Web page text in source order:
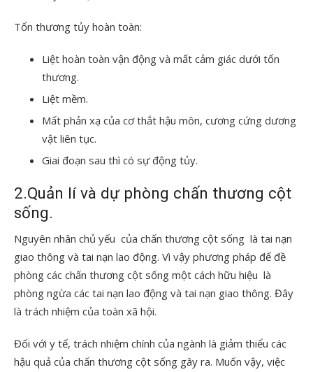
Tổn thương tủy hoàn toàn:
Liệt hoàn toàn vận động và mất cảm giác dưới tổn
thương.
Liệt mềm.
Mất phản xạ của cơ thắt hậu môn, cương cứng dương
vật liên tục.
Giai đoạn sau thì có sự động tủy.
2.Quản lí và dự phòng chấn thương cột
sống.
Nguyên nhân chủ yếu của chấn thương cột sống là tai nạn
giao thông và tai nạn lao động. Vì vậy phương pháp để đề
phòng các chấn thương cột sống một cách hữu hiệu là
phòng ngừa các tai nạn lao động và tai nạn giao thông. Đây
là trách nhiệm của toàn xã hội.
Đối với y tế, trách nhiệm chính của ngành là giảm thiểu các
hậu quả của chấn thương cột sống gây ra. Muốn vậy, việc